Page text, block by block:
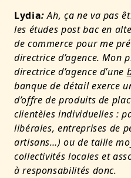
Lydia:Ah, ça ne va pas
les études post bac en
de commerce pour me
directrice d’agence. Mon
directrice d’agence d’une
banque de détail exerce
d’offre de produits de
clientèles individuelles :
libérales, entreprises de
artisans…) ou de taille
collectivités locales et
à responsabilités donc.